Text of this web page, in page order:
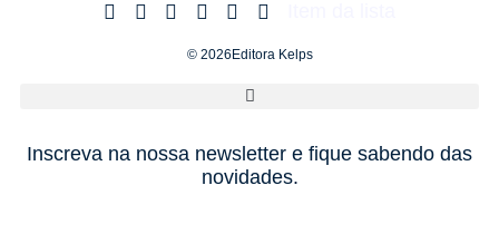
© 2026Editora Kelps
Inscreva na nossa newsletter e fique sabendo das
novidades.